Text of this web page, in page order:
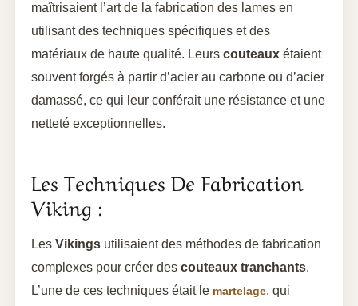
maîtrisaient l’art de la fabrication des lames en
utilisant des techniques spécifiques et des
matériaux de haute qualité. Leurs couteaux étaient
souvent forgés à partir d’acier au carbone ou d’acier
damassé, ce qui leur conférait une résistance et une
netteté exceptionnelles.
Les Techniques De Fabrication
Viking :
Les Vikings utilisaient des méthodes de fabrication
complexes pour créer des couteaux tranchants.
L’une de ces techniques était le martelage, qui